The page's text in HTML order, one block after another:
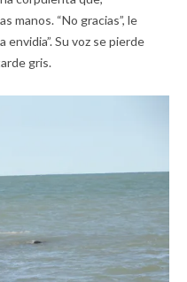
manos. “No gracias”, le
Su voz se pierde
gris.